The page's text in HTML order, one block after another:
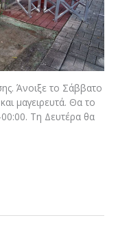
Άνοιξε το Σάββατο
μαγειρευτά. Θα το
00:00. Τη Δευτέρα θα